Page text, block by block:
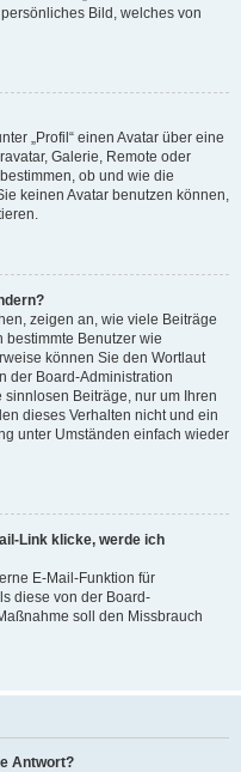
Bild, welches von
„Profil“ einen Avatar über eine
Galerie, Remote oder
ob und wie die
keinen Avatar benutzen können,
zeigen an, wie viele Beiträge
Benutzer wie
können Sie den Wortlaut
der Board-Administration
Beiträge, nur um Ihren
dieses Verhalten nicht und ein
unter Umständen einfach wieder
Link klicke, werde ich
E-Mail-Funktion für
diese von der Board-
soll den Missbrauch
Antwort?